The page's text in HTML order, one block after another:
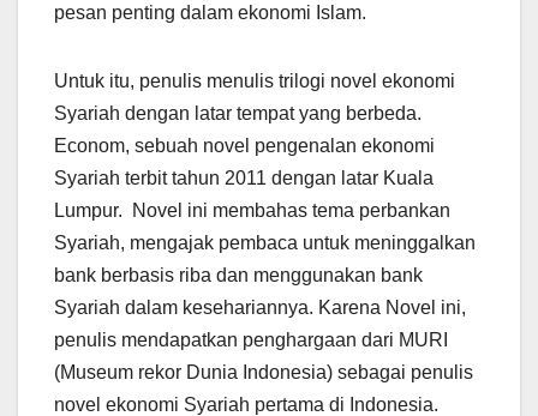
pesan penting dalam ekonomi Islam.
Untuk itu, penulis menulis trilogi novel ekonomi
Syariah dengan latar tempat yang berbeda.
Econom, sebuah novel pengenalan ekonomi
Syariah terbit tahun 2011 dengan latar Kuala
Lumpur. Novel ini membahas tema perbankan
Syariah, mengajak pembaca untuk meninggalkan
bank berbasis riba dan menggunakan bank
Syariah dalam kesehariannya. Karena Novel ini,
penulis mendapatkan penghargaan dari MURI
(Museum rekor Dunia Indonesia) sebagai penulis
novel ekonomi Syariah pertama di Indonesia.